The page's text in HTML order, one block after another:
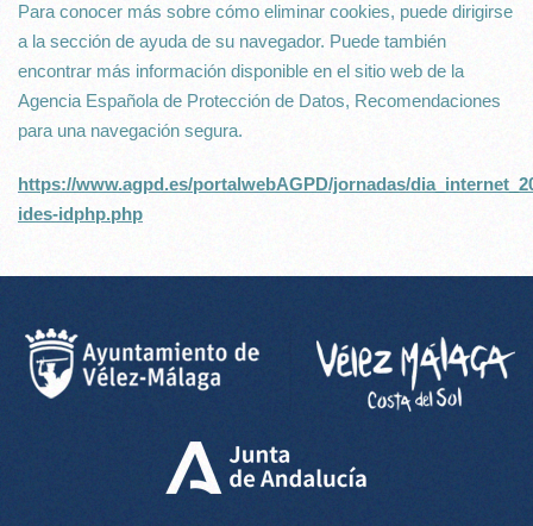
Para conocer más sobre cómo eliminar cookies, puede dirigirse
a la sección de ayuda de su navegador. Puede también
encontrar más información disponible en el sitio web de la
Agencia Española de Protección de Datos, Recomendaciones
para una navegación segura.
https://www.agpd.es/portalwebAGPD/jornadas/
ides-idphp.php